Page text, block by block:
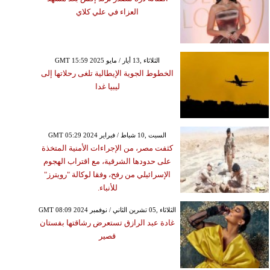
العزاء في علي كلاي
GMT 15:59 2025 الثلاثاء ,13 أيار / مايو
الخطوط الجوية الإيطالية تلغى رحلاتها إلى
ليبيا غدا
GMT 05:29 2024 السبت ,10 شباط / فبراير
كثفت مصر، من الإجراءات الأمنية المتخذة
على حدودها الشرقية، مع اقتراب الهجوم
الإسرائيلي من رفح، وفقا لوكالة "رويترز"
للأنباء.
GMT 08:09 2024 الثلاثاء ,05 تشرين الثاني / نوفمبر
غادة عبد الرازق تستعرض رشاقتها بفستان
قصير